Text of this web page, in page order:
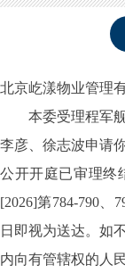
北京屹漾物业管理
本委受理程军
李彦、徐志波申请
公开开庭已审理终
[2026]第784-790、
日即视为送达。如
内向有管辖权的人